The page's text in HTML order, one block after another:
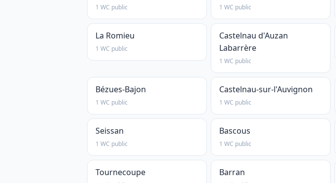
1 WC public 1 WC public
La Romieu
1 WC public
Castelnau d'Auzan
Labarrère
1 WC public
Bézues-Bajon
1 WC public
Castelnau-sur-l'Auvignon
1 WC public
Seissan
1 WC public
Bascous
1 WC public
Tournecoupe Barran